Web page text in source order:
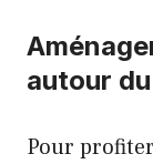
autour
Pour